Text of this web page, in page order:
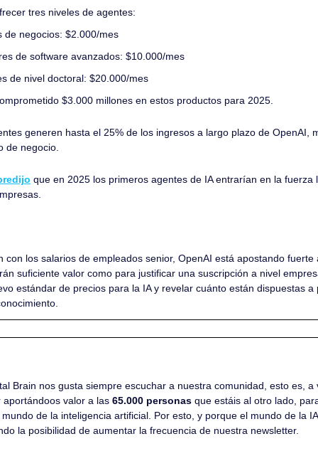
tres niveles de agentes:
de negocios: $2.000/mes
de software avanzados: $10.000/mes
de nivel doctoral: $20.000/mes
$3.000 millones en estos productos para 2025.
generen hasta el 25% de los ingresos a largo plazo de OpenAI,
de negocio.
que en 2025 los primeros agentes de IA entrarían en la
con los salarios de empleados senior, OpenAI está apostando
suficiente valor como para justificar una suscripción a nivel
estándar de precios para la IA y revelar cuánto están dispuestas
Brain nos gusta siempre escuchar a nuestra comunidad, esto es, a
valor a las 65.000 personas que estáis al otro lado,
de la inteligencia artificial. Por esto, y porque el mundo de la
la posibilidad de aumentar la frecuencia de nuestra newsletter.